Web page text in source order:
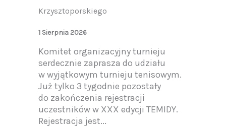
Krzysztoporskiego
1 Sierpnia 2026
Komitet organizacyjny turnieju
serdecznie zaprasza do udziału
w wyjątkowym turnieju tenisowym.
Już tylko 3 tygodnie pozostały
do zakończenia rejestracji
uczestników w XXX edycji TEMIDY.
Rejestracja jest...